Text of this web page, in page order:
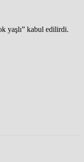
yaşlı” kabul edilirdi.